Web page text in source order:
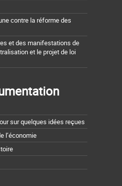
contre la réforme des
et des manifestations de
et le projet de loi
sur quelques idées reçues
l’économie